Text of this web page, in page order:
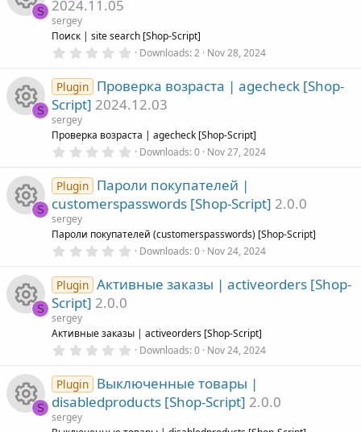
o
n
r
e
i
o
n
s
u
r
e
i
o
n
r
(
s
e
s
u
r
e
i
o
n
S
2024.11.05
sergey
Поиск | site search [Shop-Script]
0
0
s
t
r
(
s
Downloads 2 Nov 28, 2024
e
s
u
r
e
i
S
Plugin Проверка возраста | agecheck [Shop-
Script] 2024.12.03
sergey
Проверка возраста | agecheck [Shop-Script]
0
0
t
r
(
s
Downloads 0 Nov 27, 2024
e
s
u
r
S
Plugin Пароли покупателей |
customerspasswords [Shop-Script] 2.0.0
sergey
Пароли покупателей (customerspasswords) [Shop-Script]
0
0
r
(
s
Downloads 0 Nov 24, 2024
e
s
S
Plugin Активные заказы | activeorders [Shop-
Script] 2.0.0
sergey
Активные заказы | activeorders [Shop-Script]
0
0
s
t
r
Downloads 0 Nov 24, 2024
S
Plugin Выключенные товары |
disabledproducts [Shop-Script] 2.0.0
sergey